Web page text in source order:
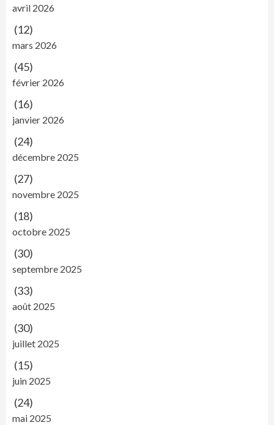
avril 2026
(12)
mars 2026
(45)
février 2026
(16)
janvier 2026
(24)
décembre 2025
(27)
novembre 2025
(18)
octobre 2025
(30)
septembre 2025
(33)
août 2025
(30)
juillet 2025
(15)
juin 2025
(24)
mai 2025